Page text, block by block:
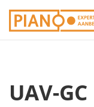
Overslaan
en
gaan
UAV-